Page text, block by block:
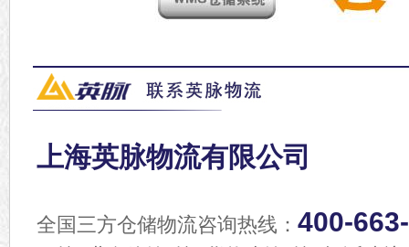
上海英脉物流有限公司
全国三方仓储物流咨询热线： 400-